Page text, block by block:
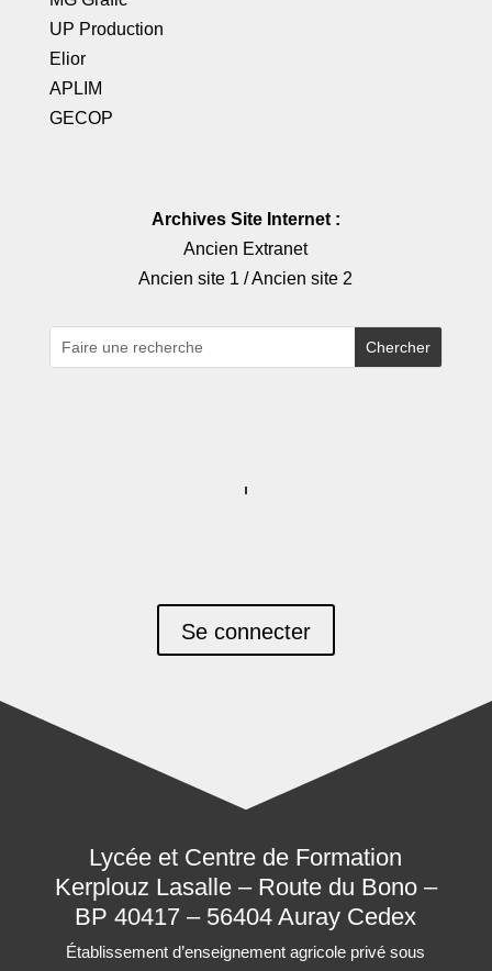
UP Production
Elior
APLIM
GECOP
Archives Site Internet :
Ancien Extranet
Ancien site 1 /Ancien site 2
Se connecter
Lycée et Centre de Formation
Kerplouz Lasalle – Route du Bono –
BP 40417 – 56404 Auray Cedex
Établissement d’enseignement agricole privé sous